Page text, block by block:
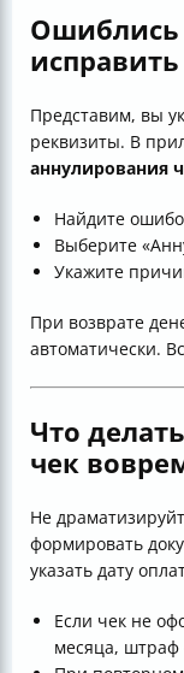
исправить
Представим, вы
реквизиты. В
аннулирования
Найдите
Выберите
Укажите
При возврате
автоматически.
Что
чек
Не
формировать
указать дату
Если чек не
месяца, штраф